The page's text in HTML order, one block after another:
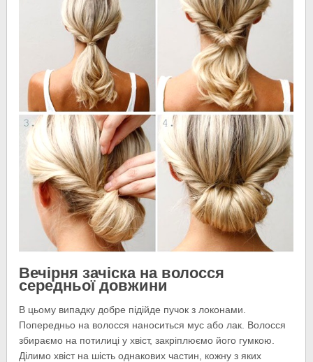
Вечірня зачіска на волосся
середньої довжини
В цьому випадку добре підійде пучок з локонами.
Попередньо на волосся наноситься мус або лак. Волосся
збираємо на потилиці у хвіст, закріплюємо його гумкою.
Ділимо хвіст на шість однакових частин, кожну з яких